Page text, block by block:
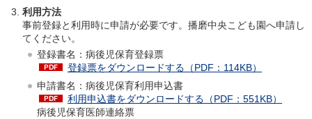
利用方法
事前登録と利用時に申請が必要です。播磨中央こども園へ申請し
てください。
登録書名：病後児保育登録票
登録票をダウンロードする（PDF：114KB）
申請書名：病後児保育利用申込書
利用申込書をダウンロードする（PDF：551KB）
病後児保育医師連絡票